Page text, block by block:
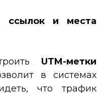
и места
UTM-метки
в системах
что трафик